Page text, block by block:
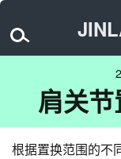
肩关
根据置换范围的不